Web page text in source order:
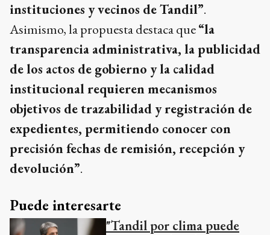
instituciones y vecinos de Tandil”.
Asimismo, la propuesta destaca que“la
transparencia administrativa, la publicidad
de los actos de gobierno y la calidad
institucional requieren mecanismos
objetivos de trazabilidad y registración de
expedientes, permitiendo conocer con
precisión fechas de remisión, recepción y
devolución”.
Puede interesarte
"Tandil por clima puede